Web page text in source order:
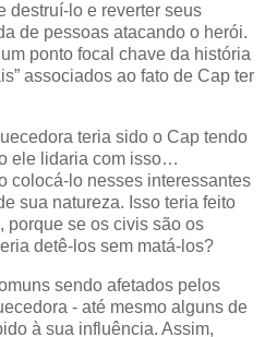
destruí-lo e reverter seus
de pessoas atacando o herói.
ponto focal chave da história
associados ao fato de Cap ter
teria sido o Cap tendo
ele lidaria com isso…
colocá-lo nesses interessantes
sua natureza. Isso teria feito
porque se os civis são os
detê-los sem matá-los?
sendo afetados pelos
- até mesmo alguns de
à sua influência. Assim,